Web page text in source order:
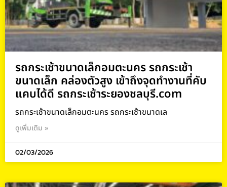
รถกระเช้าขนาดเล็กอมตะนคร รถกระเช้า
ขนาดเล็ก คล่องตัวสูง เข้าถึงจุดทำงานที่คับ
แคบได้ดี รถกระเช้าระยองชลบุรี.com
รถกระเช้าขนาดเล็กอมตะนคร รถกระเช้าขนาดเล
ดูเพิ่มเติม »
02/03/2026